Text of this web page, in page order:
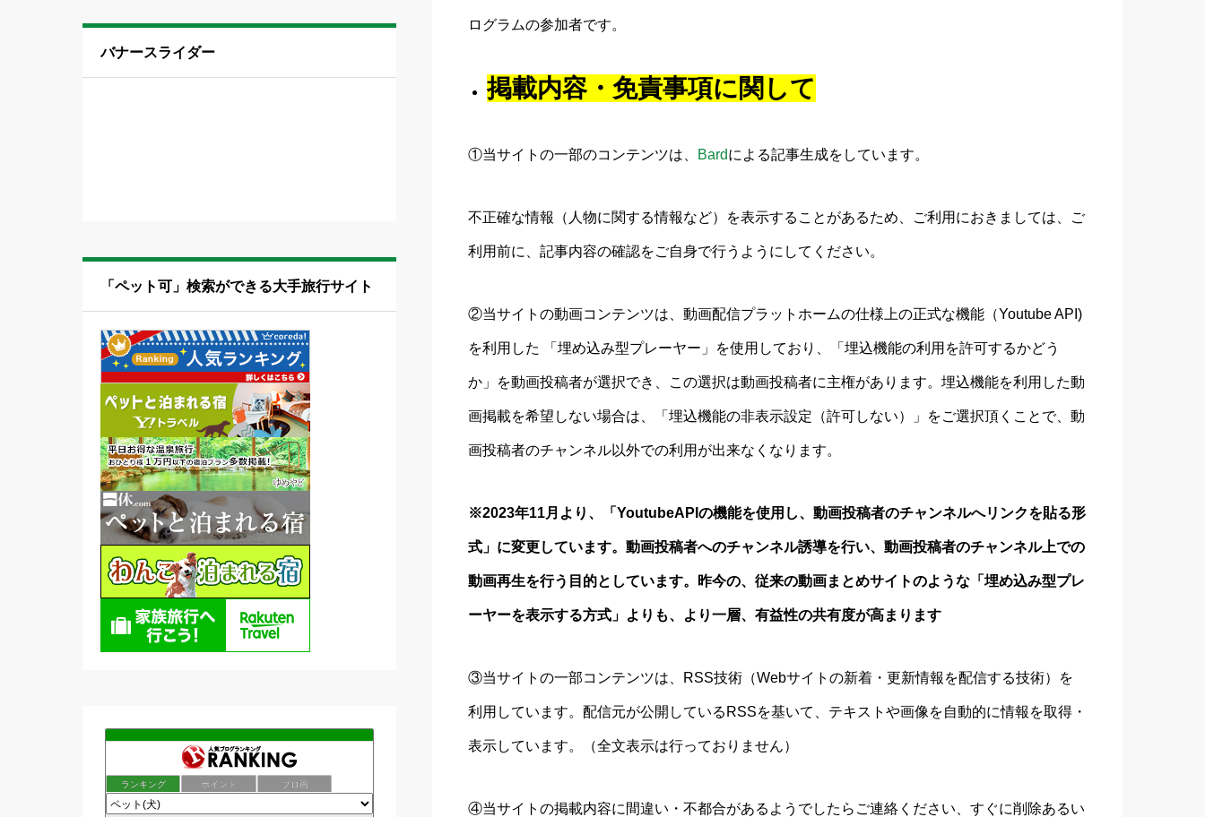
ログラムの参加者です。
掲載内容・免責事項に関して
①当サイトの一部のコンテンツは、 Bardによる記事生成をしています。
不正確な情報（人物に関する情報など）を表示することがあるため、ご利用におきましては、ご
利用前に、記事内容の確認をご自身で行うようにしてください。
②当サイトの動画コンテンツは、動画配信プラットホームの仕様上の正式な機能（Youtube API)
を利用した 「埋め込み型プレーヤー」を使用しており、「埋込機能の利用を許可するかどう
か」を動画投稿者が選択でき、この選択は動画投稿者に主権があります。埋込機能を利用した動
画掲載を希望しない場合は、「埋込機能の非表示設定（許可しない）」をご選択頂くことで、動
画投稿者のチャンネル以外での利用が出来なくなります。
※2023年11月より、「YoutubeAPIの機能を使用し、動画投稿者のチャンネルへリンクを貼る形
式」に変更しています。 動画投稿者へのチャンネル誘導を行い、動画投稿者のチャンネル上での
動画再生を行う目的としています。 昨今の、従来の動画まとめサイトのような「埋め込み型プレ
ーヤーを表示する方式」よりも、より一層、有益性の共有度が高まります
③当サイトの一部コンテンツは、RSS技術（Webサイトの新着・更新情報を配信する技術）を
利用しています。配信元が公開しているRSSを基いて、テキストや画像を自動的に情報を取得・
表示しています。（全文表示は行っておりません）
④当サイトの掲載内容に間違い・不都合があるようでしたらご連絡ください、すぐに削除あるい
バナースライダー
「ペット可」検索ができる大手旅行サイト
ランキング ポイント ブロ画